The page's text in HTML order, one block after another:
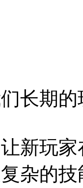
长期
新玩
杂的